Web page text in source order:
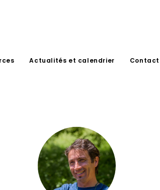
Actualités et calendrier Contact